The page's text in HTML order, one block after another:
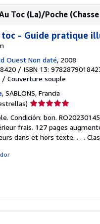
Toc (La)/Poche
toc - Guide pratique
Ouest Non daté, 2008
/ ISBN 13:
/ Couverture souple
, SABLONS, Francia
Calificación
vendedor:
5
de
Condición: bon.
frais. 127 pages
dans et hors texte. . . .